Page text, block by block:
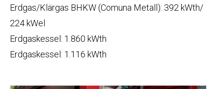
Erdgas/Klärgas BHKW (Comuna Metall): 392 kWth/
224 kWel
Erdgaskessel: 1.860 kWth
Erdgaskessel: 1.116 kWth